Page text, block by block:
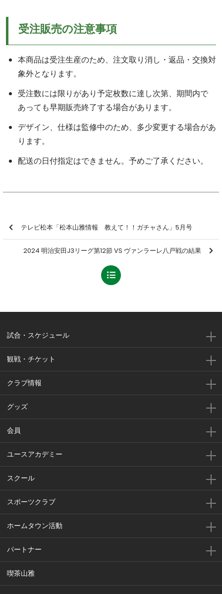
受注販売の注意事項
本商品は受注生産のため、注文取り消し・返品・交換対
象外となります。
受注数には限りがあり予定枚数に達し次第、期間内で
あっても早期販売終了する場合があります。
デザイン、仕様は監修中のため、多少変更する場合があ
ります。
配送の日付指定はできません。予めご了承ください。
テレビ松本「松本山雅情報 教えて！！ガチャさん」5月号
2024 明治安田J3リーグ第12節 VS ヴァンラーレ八戸戦の結果
試合・スケジュール
観戦・チケット
クラブ情報
グッズ
会員
ユースアカデミー
スクール
スポーツクラブ
ホームタウン活動
パートナー
喫茶山雅